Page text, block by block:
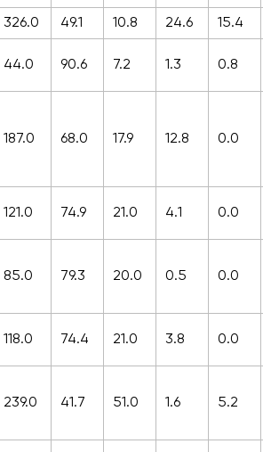
326.0 49.1 10.8 24.6 15.4
44.0 90.6 7.2 1.3 0.8
187.0 68.0 17.9 12.8 0.0
121.0 74.9 21.0 4.1 0.0
85.0 79.3 20.0 0.5 0.0
118.0 74.4 21.0 3.8 0.0
239.0 41.7 51.0 1.6 5.2